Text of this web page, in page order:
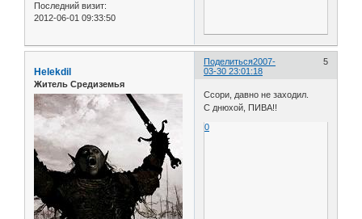
Последний визит:
2012-06-01 09:33:50
Поделиться 5
2007-
03-30 23:01:18
Helekdil
Житель Средиземья
Ссори, давно не заходил.
С днюхой, ПИВА!!
0